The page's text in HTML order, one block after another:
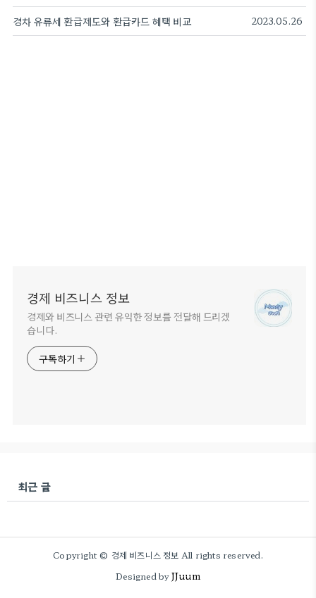
경차 유류세 환급제도와 환급카드 혜택 비교 2023.05.26
경제 비즈니스 정보
경제와 비즈니스 관련 유익한 정보를 전달해 드리겠
습니다.
구독하기
최근 글
Copyright © 경제 비즈니스 정보 All rights reserved.
Designed byJJuum